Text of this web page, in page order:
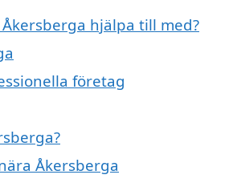
hjälpa till med?
företag
Åkersberga